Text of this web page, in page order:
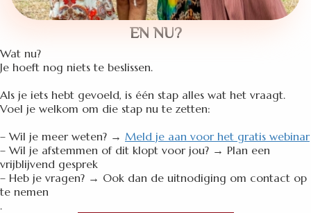
EN NU?
Wat nu?
Je hoeft nog niets te beslissen.
Als je iets hebt gevoeld, is één stap alles wat het vraagt.
Voel je welkom om die stap nu te zetten:
– Wil je meer weten? → Meld je aan voor het gratis webinar
– Wil je afstemmen of dit klopt voor jou? → Plan een
vrijblijvend gesprek
– Heb je vragen? → Ook dan de uitnodiging om contact op
te nemen
.